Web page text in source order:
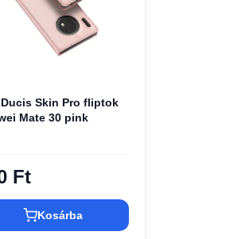
Skin Pro fliptok
Mate 30 pink
Ft
Kosárba